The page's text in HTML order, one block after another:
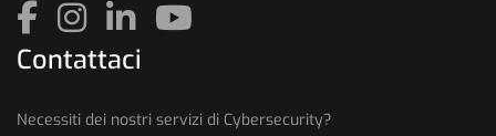
Contattaci
Necessiti dei nostri servizi di Cybersecurity?